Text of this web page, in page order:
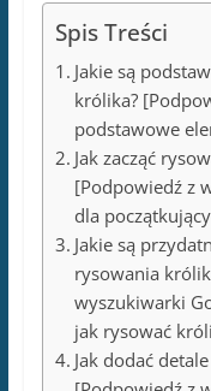
[Podpowiedź z
dla
Jakie są
rysowania
wyszukiwarki
jak rysować
Jak dodać
[Podpowiedź z
detale do
Jak uniknąć
królika?
jak uniknąć